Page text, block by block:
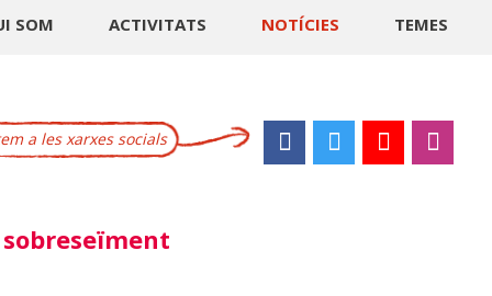
SOM ACTIVITATS NOTÍCIES TEMES
a les xarxes socials